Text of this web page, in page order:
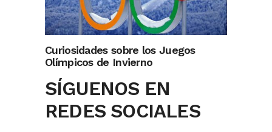
Curiosidades sobre los Juegos
Olímpicos de Invierno
SÍGUENOS EN
REDES SOCIALES